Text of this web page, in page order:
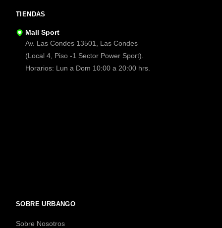
TIENDAS
Mall Sport
Av. Las Condes 13501, Las Condes
(Local 4, Piso -1 Sector Power Sport).
Horarios: Lun a Dom 10:00 a 20:00 hrs.
SOBRE URBANGO
Sobre Nosotros